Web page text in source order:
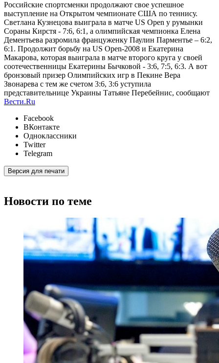
Российские спортсменки продолжают свое успешное
выступление на Открытом чемпионате США по теннису.
Светлана Кузнецова выиграла в матче US Open у румынки
Сораны Кирстя - 7:6, 6:1, а олимпийская чемпионка Елена
Дементьева разромила француженку Паулин Парментье – 6:2,
6:1. Продолжит борьбу на US Open-2008 и Екатерина
Макарова, которая выиграла в матче второго круга у своей
соотечественницы Екатерины Бычковой - 3:6, 7:5, 6:3. А вот
бронзовый призер Олимпийских игр в Пекине Вера
Звонарева с тем же счетом 3:6, 3:6 уступила
представительнице Украины Татьяне Перебейнис, сообщают
Вести.Ru
Facebook
ВКонтакте
Одноклассники
Twitter
Telegram
Версия для печати
Новости по теме